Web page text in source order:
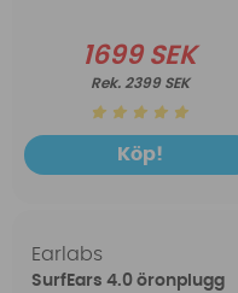
1699 SEK
2399 SEK
Köp!
Earlabs
SurfEars 4.0 öronplugg